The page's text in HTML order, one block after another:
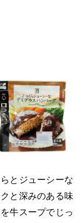
とジューシーな
と深みのある味
牛スープでじっ